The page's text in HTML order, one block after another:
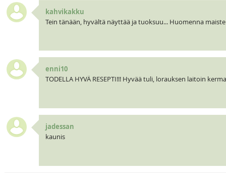
kahvikakku
Tein tänään, hyvältä näyttää ja tuoksuu... Huomenna
enni10
TODELLA HYVÄ RESEPTI!!! Hyvää tuli, lorauksen laitoin
jadessan
kaunis